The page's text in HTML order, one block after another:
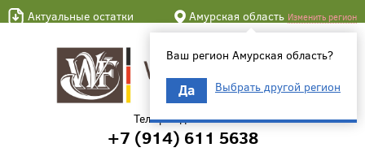
Актуальные остатки Амурская область Изменить регион
Ваш регион Амурская область?
Да Выбрать другой регион
Телефон для связи
+7 (914) 611 5638